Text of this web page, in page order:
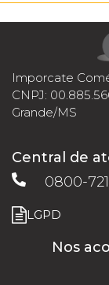
Imporcate
CNPJ:
Grande/MS
Central de
0800-
LGPD
Nos